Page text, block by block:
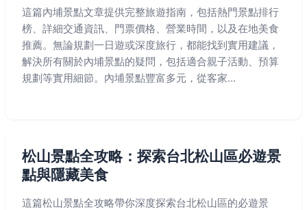
這篇內埔景點文章提供完整旅遊指南，包括熱門景點排行
榜、詳細交通資訊、門票價格、營業時間，以及在地美食
推薦。無論規劃一日遊或深度旅行，都能找到實用建議，
解決所有關於內埔景點的疑問，包括適合親子活動、預算
規劃等實用細節。內埔景點豐富多元，從客家...
松山景點全攻略：探索台北松山區必遊景
點與隱藏美食
這篇松山景點全攻略帶你深度探索台北松山區的必遊景